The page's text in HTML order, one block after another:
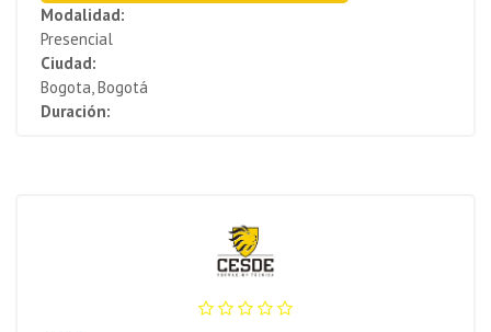
Modalidad:
Presencial
Ciudad:
Bogota, Bogotá
Duración: